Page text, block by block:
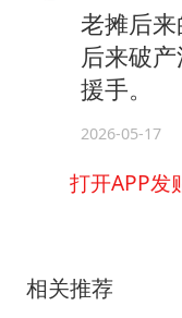
老摊后来
后来破
援手。
2026-05-17
打开APP发
相关推荐